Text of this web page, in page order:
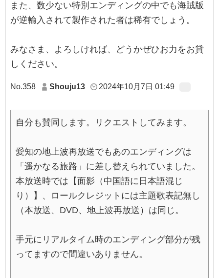
また、数少ない特別エンディングの中でも海賊版
が逆輸入されて製作された者は稀有でしょう。
みなさま、よろしければ、どうかぜひお力をお貸
しください。
No.358 Shouju13 2024年10月7日 01:49
自分も賛同します。リクエストしてみます。
愛知の地上波再放送でもあのエンディングは
「遥かなる旅路」に差し替えられていました。
本放送時では【面影（中国語に日本語混じ
り）】、ロールクレジットには主題歌表記無し
（本放送、DVD、地上波再放送）は同じ。
手元にリアルタイム時のエンディング部分が残
ってますので間違いありません。